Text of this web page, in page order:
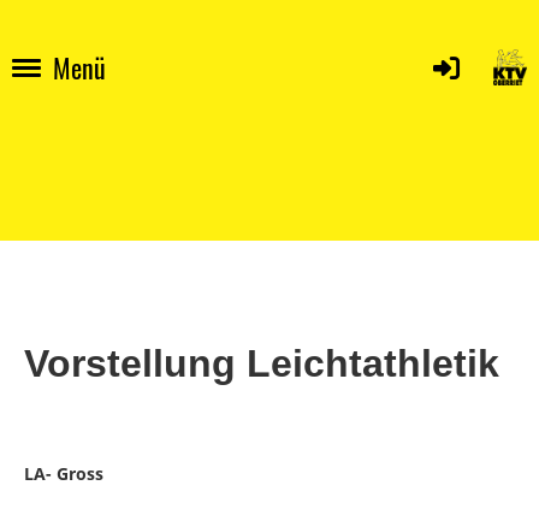
Menü
Vorstellung Leichtathletik
LA- Gross